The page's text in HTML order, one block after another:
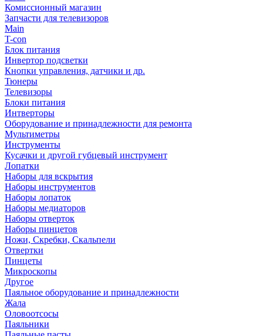
Комиссионный магазин
Запчасти для телевизоров
Main
T-con
Блок питания
Инвертор подсветки
Кнопки управления, датчики и др.
Тюнеры
Телевизоры
Блоки питания
Интверторы
Оборудование и принадлежности для ремонта
Мультиметры
Инструменты
Кусачки и другой губцевый инструмент
Лопатки
Наборы для вскрытия
Наборы инструментов
Наборы лопаток
Наборы медиаторов
Наборы отверток
Наборы пинцетов
Ножи, Скребки, Скальпели
Отвертки
Пинцеты
Микроскопы
Другое
Паяльное оборудование и принадлежности
Жала
Оловоотсосы
Паяльники